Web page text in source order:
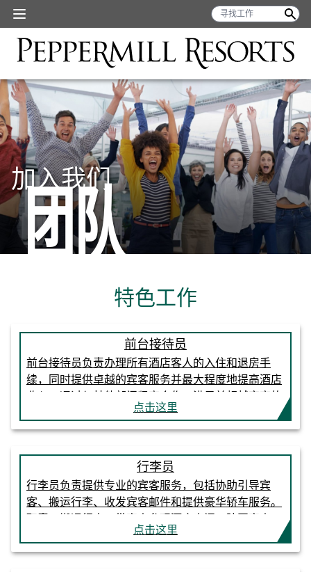
加入我们
团队
特色工作
前台接待员
前台接待员负责办理所有酒店客人的入住和退房手
续，同时提供卓越的宾客服务并最大程度地提高酒店
需求，为酒店客人提供无缝衔接的服务体验。职责：
办理酒店客人入住和退房手续。管理银行账户并履行
部、问讯部、礼宾部）良好合作。通过套房升级和价
格保障实现收益最大化。保持工作场所干净整洁、舒
适宜人。资格：必须年满18岁。高中毕业证书或同等
学历。有前台和客户服务经验者优先。
点击这里
行李员
行李员负责提供专业的宾客服务，包括协助引导宾
客、搬运行李、收发宾客邮件和提供豪华轿车服务。
递送房卡并协助客人换房间。协助客人收发包裹。为
客人和员工提供路况信息。按照行李主管的指示，驾
点击这里